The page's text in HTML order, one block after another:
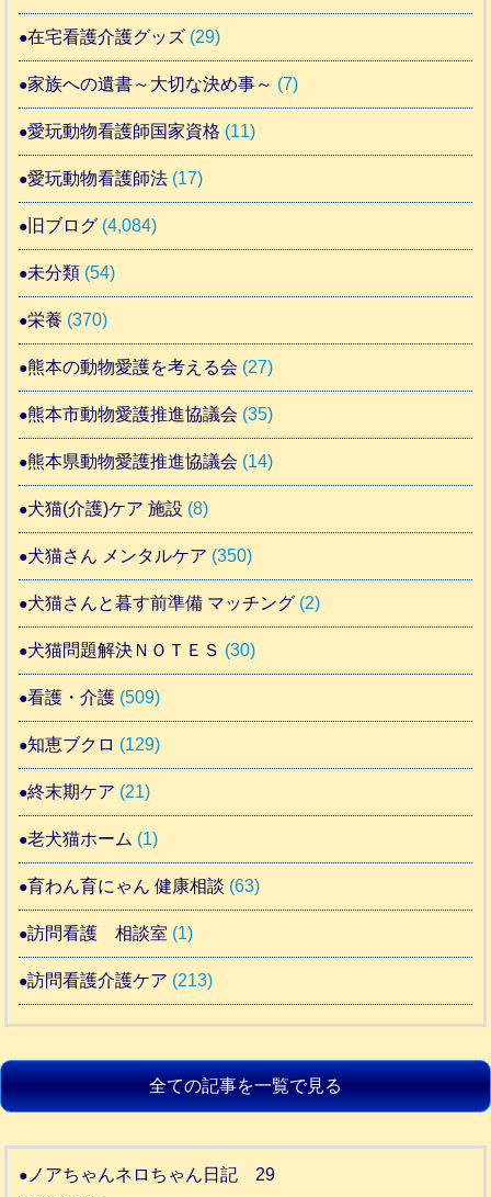
在宅看護介護グッズ (29)
家族への遺書～大切な決め事～ (7)
愛玩動物看護師国家資格 (11)
愛玩動物看護師法 (17)
旧ブログ (4,084)
未分類 (54)
栄養 (370)
熊本の動物愛護を考える会 (27)
熊本市動物愛護推進協議会 (35)
熊本県動物愛護推進協議会 (14)
犬猫(介護)ケア 施設 (8)
犬猫さん メンタルケア (350)
犬猫さんと暮す前準備 マッチング (2)
犬猫問題解決ＮＯＴＥＳ (30)
看護・介護 (509)
知恵ブクロ (129)
終末期ケア (21)
老犬猫ホーム (1)
育わん育にゃん 健康相談 (63)
訪問看護 相談室 (1)
訪問看護介護ケア (213)
全ての記事を一覧で見る
ノアちゃんネロちゃん日記 29